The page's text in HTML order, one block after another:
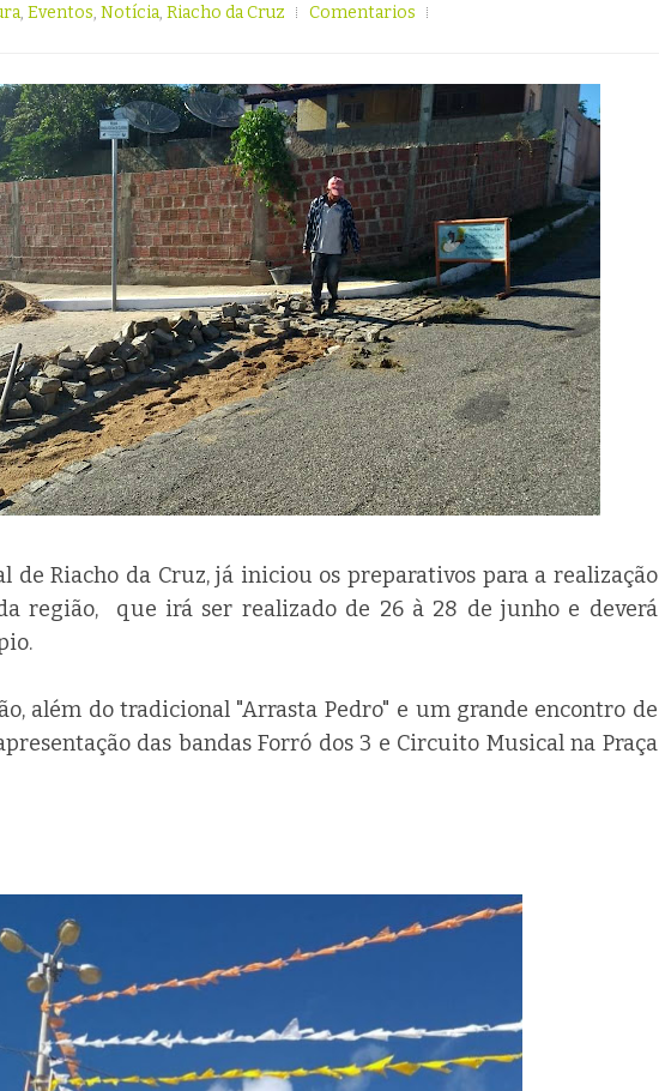
,Eventos,Notícia,Riacho da Cruz Comentarios
Riacho da Cruz, já iniciou os preparativos para a realização
região, que irá ser realizado de 26 à 28 de junho e deverá
além do tradicional "Arrasta Pedro" e um grande encontro de
das bandas Forró dos 3 e Circuito Musical na Praça